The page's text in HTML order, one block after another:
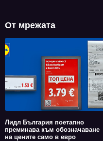
От мрежата
Лидл България поетапно
преминава към обозначаване
на цените само в евро